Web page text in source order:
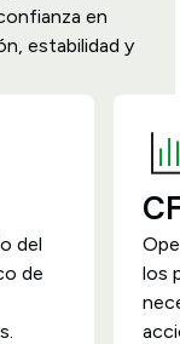
en
estabilidad y
del
de
los